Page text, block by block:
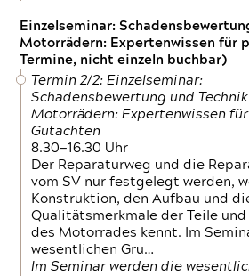
Einzelseminar:
Motorrädern: Expertenwissen für
Termine, nicht einzeln buchbar)
Termin 2/2: Einzelseminar:
Schadensbewertung und
Motorrädern: Expertenwissen
Gutachten
8.30—16.30 Uhr
Der Reparaturweg und die
vom SV nur festgelegt werden,
Konstruktion, den Aufbau und
Qualitätsmerkmale der Teile
des Motorrades kennt. Im
wesentlichen Gru…
Im Seminar werden die